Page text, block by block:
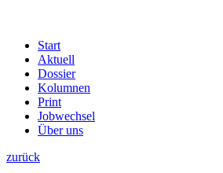
Start
Aktuell
Dossier
Kolumnen
Print
Jobwechsel
Über uns
zurück